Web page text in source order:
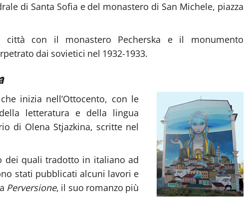
di Santa Sofia e del monastero di San Michele, piazza
con il monastero Pecherska e il monumento
dai sovietici nel 1932-1933.
inizia nell’Ottocento, con le
letteratura e della lingua
di Olena Stjazkina, scritte nel
dei quali tradotto in italiano ad
stati pubblicati alcuni lavori e
Perversione, il suo romanzo più